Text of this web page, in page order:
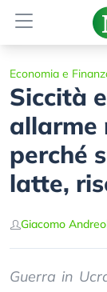
Economia e
Siccità
allarme
perché
latte,
Giacomo
Guerra in